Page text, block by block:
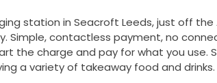
station in Seacroft Leeds, just off the
Simple, contactless payment, no
the charge and pay for what you use.
a variety of takeaway food and drinks.